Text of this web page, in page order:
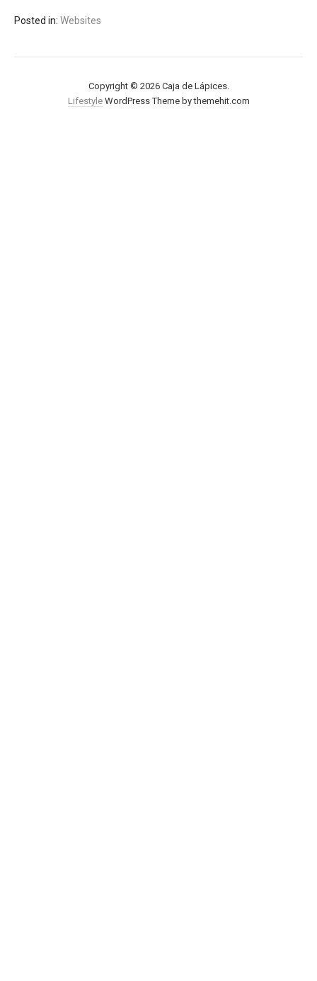
Posted in: Websites
Copyright © 2026 Caja de Lápices.
LifestyleWordPress Theme by themehit.com